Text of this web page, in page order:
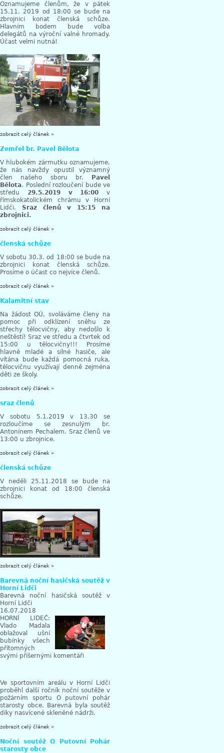
Oznamujeme členům, že v pátek
15.11. 2019 od 18:00 se bude na
zbrojnici konat členská schůze.
Hlavním bodem bude volba
delegátů na výroční valné hromady.
Účast velmi nutná!
zobrazit celý článek »
Zemřel br. Pavel Bělota
V hlubokém zármutku oznamujeme,
že nás navždy opustil významný
člen našeho sboru br.
Pavel
Bělota. Poslední rozloučení bude ve
středu 29.5.2019 v 16:00 v
římskokatolickém chrámu v Horní
Lidči. Sraz členů v 15:15 na
zbrojnici.
zobrazit celý článek »
členská schůze
V sobotu 30.3. od 18:00 se bude na
zbrojnici konat členská schůze.
Prosíme o účast co nejvíce členů.
zobrazit celý článek »
Kalamitní stav
Na žádost OÚ, svoláváme členy na
pomoc při odklízení sněhu ze
střechy tělocvičny, aby nedošlo k
neštěstí! Sraz ve středu a čtvrtek od
15:00 u tělocvičny!!! Prosíme
hlavně mladé a silné hasiče, ale
vítána bude každá pomocná ruka,
tělocvičnu využívají denně zejména
děti ze školy.
zobrazit celý článek »
sraz členů
V sobotu 5.1.2019 v 13.30 se
rozloučíme se zesnulým br.
Antonínem Pechalem. Sraz členů ve
13:00 u zbrojnice.
zobrazit celý článek »
členská schůze
V neděli 25.11.2018 se bude na
zbrojnici konat od 18:00 členská
schůze.
zobrazit celý článek »
Barevná noční hasičská soutěž v
Horní Lidči
Barevná noční hasičská soutěž v
Horní Lidči
16.07.2018
HORNÍ LIDEČ:
Vlado Madala
oblažoval ušní
bubínky všech
přítomných
svými příšernými komentáři
Ve sportovním areálu v Horní Lidči
proběhl další ročník noční soutěže v
požárním sportu O putovní pohár
starosty obce. Barevná byla soutěž
díky nasvícené skleněné nádrži.
zobrazit celý článek »
Noční soutěž O Putovní Pohár
starosty obce